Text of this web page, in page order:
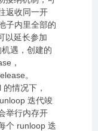
返收同一开
子内里全部的
以延长参加
遇，创建的
，
。
情况下，
迭代竣
举行内存开
个 runloop 迭